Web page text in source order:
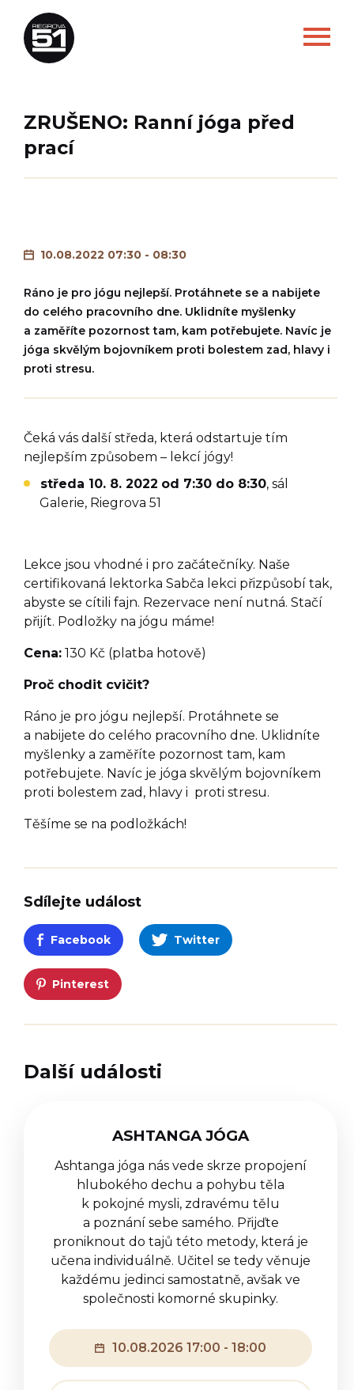
ZRUŠENO: Ranní jóga před
prací
10.08.2022 07:30 - 08:30
Ráno je pro jógu nejlepší. Protáhnete se a nabijete
do celého pracovního dne. Uklidníte myšlenky
a zaměříte pozornost tam, kam potřebujete. Navíc je
jóga skvělým bojovníkem proti bolestem zad, hlavy i
proti stresu.
Čeká vás další středa, která odstartuje tím
nejlepším způsobem – lekcí jógy!
středa 10. 8. 2022 od 7:30 do 8:30, sál
Galerie, Riegrova 51
Lekce jsou vhodné i pro začátečníky. Naše
certifikovaná lektorka Sabča lekci přizpůsobí tak,
abyste se cítili fajn. Rezervace není nutná. Stačí
přijít. Podložky na jógu máme!
Cena: 130 Kč (platba hotově)
Proč chodit cvičit?
Ráno je pro jógu nejlepší. Protáhnete se
a nabijete do celého pracovního dne. Uklidníte
myšlenky a zaměříte pozornost tam, kam
potřebujete. Navíc je jóga skvělým bojovníkem
proti bolestem zad, hlavy i proti stresu.
Těšíme se na podložkách!
Sdílejte událost
Facebook Twitter
Pinterest
Další události
ASHTANGA JÓGA
Ashtanga jóga nás vede skrze propojení
hlubokého dechu a pohybu těla
k pokojné mysli, zdravému tělu
a poznání sebe samého. Přijďte
proniknout do tajů této metody, která je
učena individuálně. Učitel se tedy věnuje
každému jedinci samostatně, avšak ve
společnosti komorné skupinky.
10.08.2026 17:00 - 18:00